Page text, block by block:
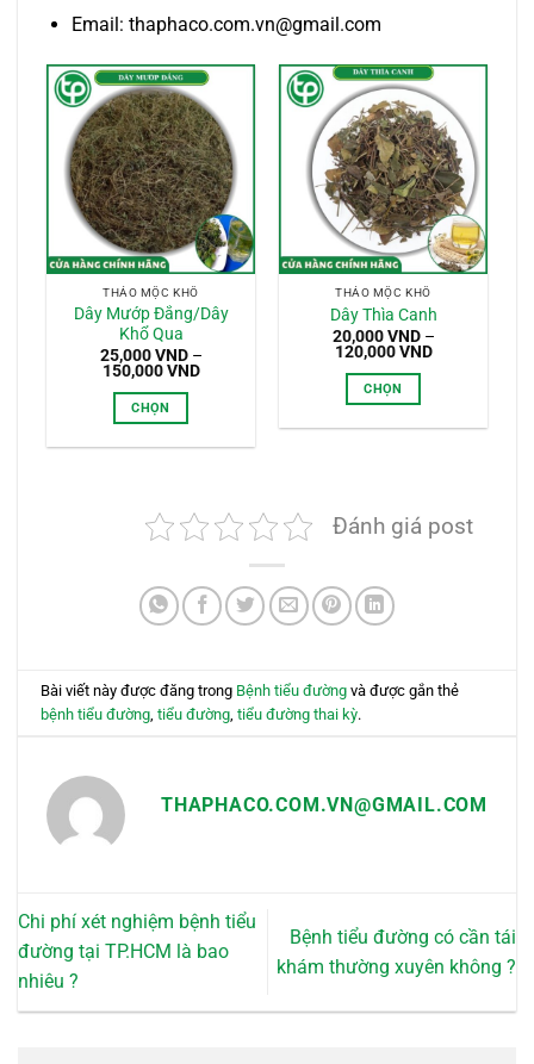
Email: thaphaco.com.vn@gmail.com
THẢO MỘC KHÔ
Dây Mướp Đắng/Dây
Khổ Qua
25,000VND –
150,000VNDKhoảng
150,000 VND
CHỌN
có
nhiều
thể.
Các
có
thể
trang
THẢO MỘC KHÔ
Dây Thìa Canh
20,000VND –
120,000VNDKhoảng
120,000 VND
CHỌN
nhiều
biến
Các
tùy
thể
sản
Đánh giá post
Bài viết này được đăng trong Bệnh tiểu đường và được gắn thẻ
bệnh tiểu đường ,tiểu đường ,tiểu đường thai kỳ.
THAPHACO.COM.VN@GMAIL.COM
Chi phí xét nghiệm bệnh tiểu
đường tại TP.HCM là bao
nhiêu ?
Bệnh tiểu đường có cần tái
khám thường xuyên không ?